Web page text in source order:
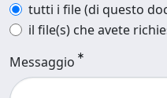
tutti i file (di questo
il file(s) che avete
Messaggio